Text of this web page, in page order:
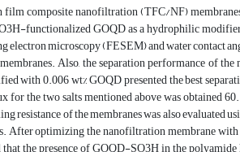
composite nanofiltration (TFC/NF)
functionalized GOQD as a hydrophilic
electron microscopy (FESEM) and water contact
Also, the separation performance of
with 0.006 wt% GOQD presented the best
for the two salts mentioned above was obtained
resistance of the membranes was also evaluated
After optimizing the nanofiltration membrane